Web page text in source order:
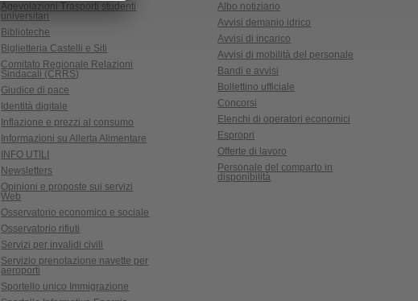
Agevolazioni Trasporti studenti
universitari
Biblioteche
Biglietteria Castelli e Siti
Comitato Regionale Relazioni
Sindacali (CRRS)
Giudice di pace
Identità digitale
Inflazione e prezzi al consumo
Informazioni su Allerta Alimentare
INFO UTILI
Newsletters
Opinioni e proposte sui servizi
Web
Osservatorio economico e sociale
Osservatorio rifiuti
Servizi per invalidi civili
Servizio prenotazione navette per
aeroporti
Sportello unico Immigrazione
Albo notiziario
Avvisi demanio idrico
Avvisi di incarico
Avvisi di mobilità del personale
Bandi e avvisi
Bollettino ufficiale
Concorsi
Elenchi di operatori economici
Espropri
Offerte di lavoro
Personale del comparto in
disponibilità